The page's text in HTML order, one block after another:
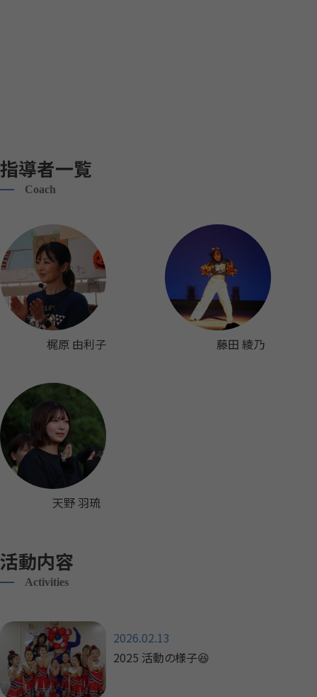
指導者一覧
Coach
梶原 由利子 藤田 綾乃
天野 羽琉
活動内容
Activities
2026.02.13
2025 活動の様子😆